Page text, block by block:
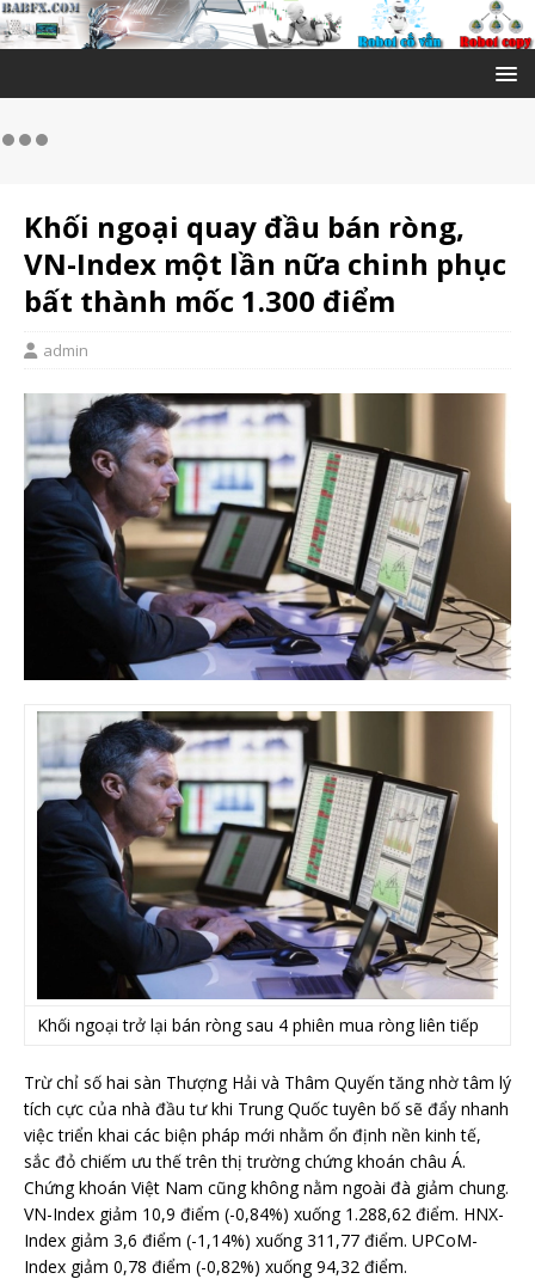
Khối ngoại quay đầu bán ròng,
VN-Index một lần nữa chinh phục
bất thành mốc 1.300 điểm
admin
Khối ngoại trở lại bán ròng sau 4 phiên mua ròng liên tiếp
Trừ chỉ số hai sàn Thượng Hải và Thâm Quyến tăng nhờ tâm lý
tích cực của nhà đầu tư khi Trung Quốc tuyên bố sẽ đẩy nhanh
việc triển khai các biện pháp mới nhằm ổn định nền kinh tế,
sắc đỏ chiếm ưu thế trên thị trường chứng khoán châu Á.
Chứng khoán Việt Nam cũng không nằm ngoài đà giảm chung.
VN-Index giảm 10,9 điểm (-0,84%) xuống 1.288,62 điểm. HNX-
Index giảm 3,6 điểm (-1,14%) xuống 311,77 điểm. UPCoM-
Index giảm 0,78 điểm (-0,82%) xuống 94,32 điểm.